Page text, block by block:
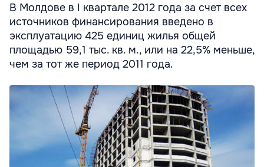
В Молдове в I квартале 2012 года за счет всех
источников финансирования введено в
эксплуатацию 425 единиц жилья общей
площадью 59,1 тыс. кв. м., или на 22,5% меньше,
чем за тот же период 2011 года.